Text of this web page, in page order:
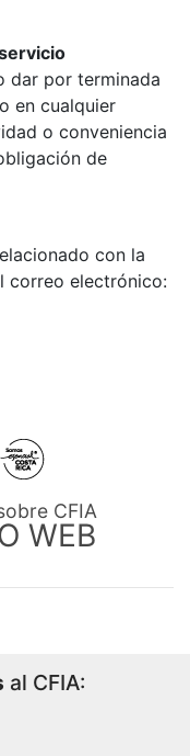
dar por terminada
en cualquier
o conveniencia
de
con la
correo electrónico:
CFIA
WEB
al CFIA: